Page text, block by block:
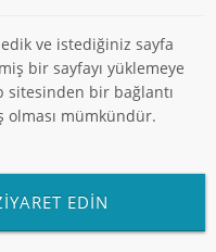
ve istediğiniz sayfa
bir sayfayı yüklemeye
sitesinden bir bağlantı
olması mümkündür.
EDİN